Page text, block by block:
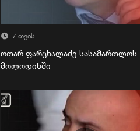
7 თვის
ოთარ ფარცხალაძე სასამართლოს
მოლოდინში